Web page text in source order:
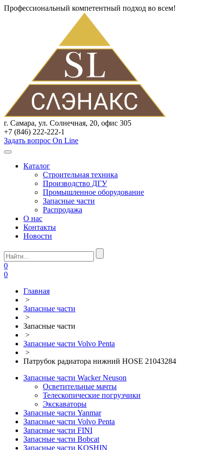
Профессиональный компетентный подход во всем!
г. Самара, ул. Солнечная, 20, офис 305
+7 (846) 222-222-1
Задать вопрос On Line
Каталог
Строительная техника
Производство ДГУ
Промышленное оборудование
Запасные части
Распродажа
О нас
Контакты
Новости
0
0
Главная
>
Запасные части
>
Запасные части
>
Запасные части Volvo Penta
>
Патрубок радиатора нижний HOSE 21043284
Запасные части Wacker Neuson
Осветительные мачты
Телескопические погрузчики
Экскаваторы
Запасные части Yanmar
Запасные части Volvo Penta
Запасные части FINI
Запасные части Bobcat
Запасные части KOSHIN